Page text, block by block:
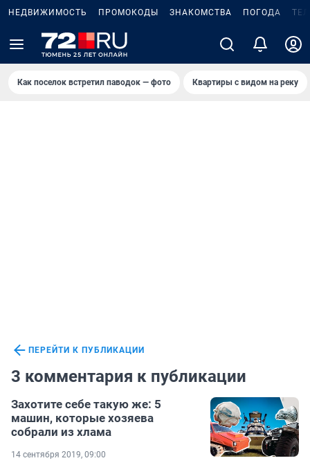
НЕДВИЖИМОСТЬ ПРОМОКОДЫ ЗНАКОМСТВА ПОГОДА
Как поселок встретил паводок — фото Квартиры с видом на реку
ПЕРЕЙТИ К ПУБЛИКАЦИИ
3 комментария к публикации
Захотите себе такую же: 5
машин, которые хозяева
собрали из хлама
14 сентября 2019, 09:00